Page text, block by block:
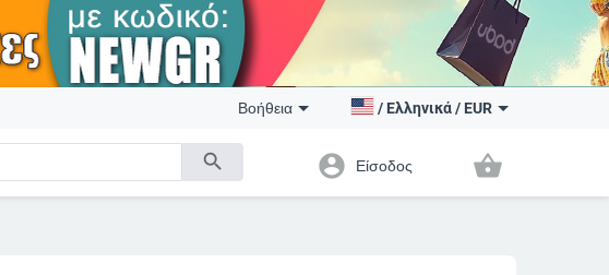
search
Βοήθεια / Ελληνικά/ EUR
account_circle Είσοδος shopping_basket